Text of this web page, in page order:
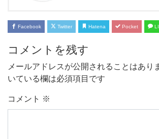
Facebook Twitter Hatena Pocket
コメントを残す
メールアドレスが公開されることはあり
いている欄は必須項目です
コメント ※